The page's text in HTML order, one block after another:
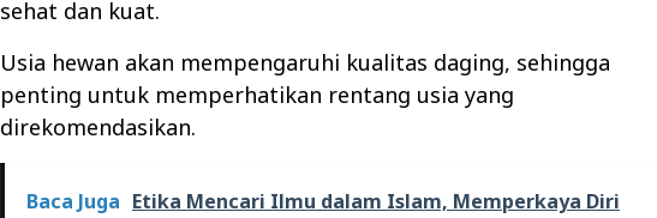
sehat dan kuat.
Usia hewan akan mempengaruhi kualitas daging, sehingga
penting untuk memperhatikan rentang usia yang
direkomendasikan.
Baca Juga Etika Mencari Ilmu dalam Islam, Memperkaya Diri